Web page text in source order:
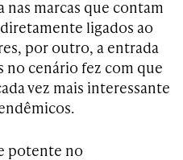
nas marcas que contam
ligados ao
por outro, a entrada
no cenário fez com que
vez mais interessante
potente no